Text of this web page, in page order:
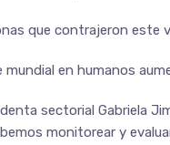
que contrajeron este
en humanos
sectorial Gabriela
monitorear y